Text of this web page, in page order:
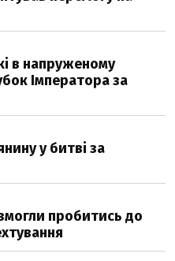
в напруженому
Імператора за
у битві за
пробитись до